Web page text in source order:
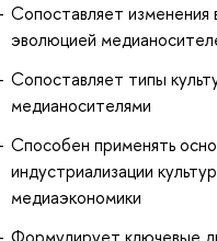
Сопоставляет
эволюцией
Сопоставляет типы
медианосителями
Способен применять
индустриализации
медиаэкономики